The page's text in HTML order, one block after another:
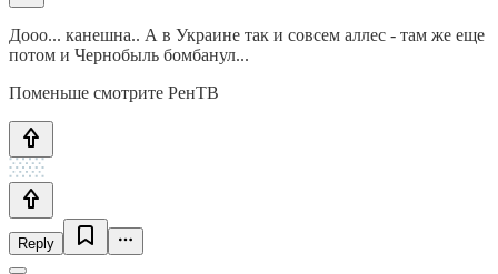
Дооо... канешна.. А в Украине так и совсем аллес - там же еще
потом и Чернобыль бомбанул...
Поменьше смотрите РенТВ
Reply